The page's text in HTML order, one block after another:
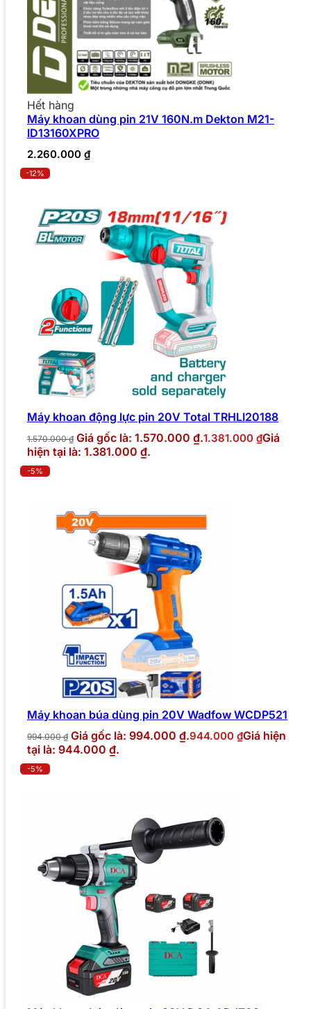
Hết hàng
Máy khoan dùng pin 21V 160N.m Dekton M21-
ID13160XPRO
2.260.000 ₫
-12%
Máy khoan động lực pin 20V Total TRHLI20188
1.570.000₫ Giá gốc là: 1.570.000 ₫.1.381.000 ₫Giá
hiện tại là: 1.381.000 ₫.
-5%
Máy khoan búa dùng pin 20V Wadfow WCDP521
994.000₫ Giá gốc là: 994.000 ₫.944.000 ₫Giá hiện
tại là: 944.000 ₫.
-5%